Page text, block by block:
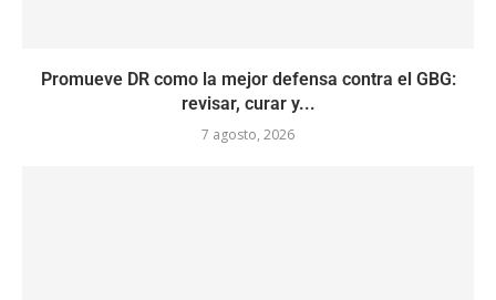
Promueve DR como la mejor defensa contra el GBG:
revisar, curar y...
7 agosto, 2026